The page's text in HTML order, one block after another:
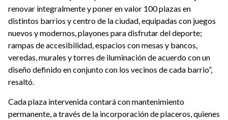
renovar integralmente y poner en valor 100 plazas en
distintos barrios y centro de la ciudad, equipadas con juegos
nuevos y modernos, playones para disfrutar del deporte;
rampas de accesibilidad, espacios con mesas y bancos,
veredas, murales y torres de iluminación de acuerdo con un
diseño definido en conjunto con los vecinos de cada barrio”,
resaltó.
Cada plaza intervenida contará con mantenimiento
permanente, a través de la incorporación de placeros, quienes